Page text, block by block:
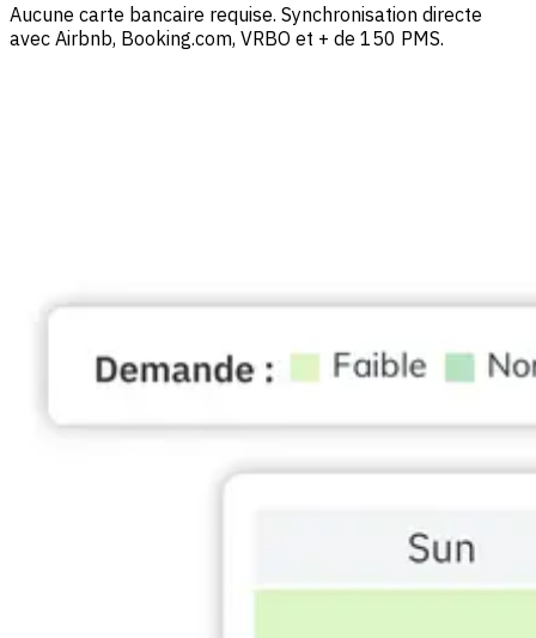
Aucune carte bancaire requise. Synchronisation directe
avec Airbnb, Booking.com, VRBO et + de 150 PMS.